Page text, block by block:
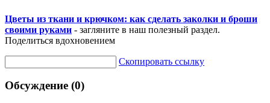
Цветы из ткани и крючком: как сделать заколки и броши
своими руками - загляните в наш полезный раздел.
Поделиться вдохновением
Скопировать ссылку
Обсуждение (0)